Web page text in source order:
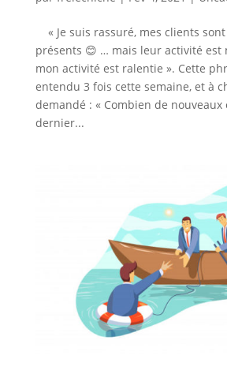
« Je suis rassuré, mes clients
présents 😊 … mais leur activité est
mon activité est ralentie ». Cette
entendu 3 fois cette semaine, et à
demandé : « Combien de
dernier...